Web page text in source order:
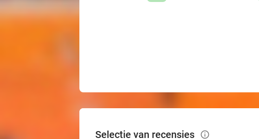
Selectie van recensies info_outlined